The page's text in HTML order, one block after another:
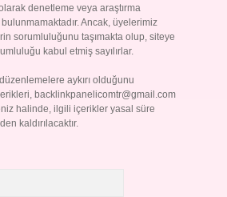
denetleme veya araştırma
Ancak, üyelerimiz
sorumluluğunu taşımakta olup, siteye
kabul etmiş sayılırlar.
aykırı olduğunu
backlinkpanelicomtr@gmail.com
halinde, ilgili içerikler yasal süre
kaldırılacaktır.